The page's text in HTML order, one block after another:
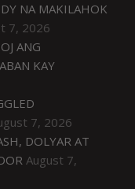
NA MAKILAHOK
7, 2026
ANG
KAY
7, 2026
DOLYAR AT
August 7,